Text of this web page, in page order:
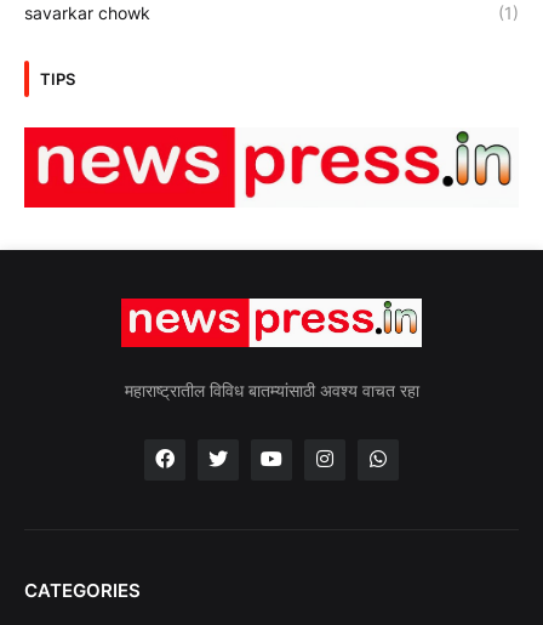
savarkar chowk (1)
TIPS
महाराष्ट्रातील विविध बातम्यांसाठी अवश्य वाचत रहा
CATEGORIES